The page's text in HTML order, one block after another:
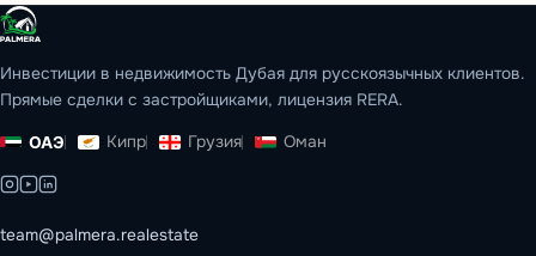
Инвестиции в недвижимость Дубая для русскоязычных клиентов.
Прямые сделки с застройщиками, лицензия RERA.
ОАЭ Кипр Грузия Оман
team@palmera.realestate